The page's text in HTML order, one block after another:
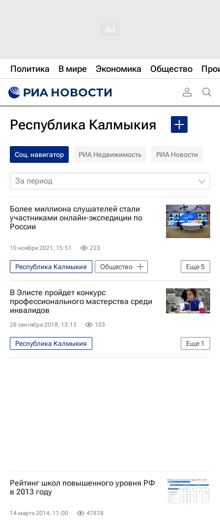
Политика В мире Экономика Общество
Республика Калмыкия
Соц. навигатор РИА Недвижимость РИА Новости
За период
Более миллиона слушателей стали
участниками онлайн-экспедиции по
России
10 ноября 2021, 15:51 223
Еще5
Республика Калмыкия
Общество
Просвещение
Москва
СН_Образование
Социальный навигатор
В Элисте пройдет конкурс
профессионального мастерства среди
инвалидов
28 сентября 2018, 13:13 103
Еще 1
Республика Калмыкия
Социальный навигатор
Рейтинг школ повышенного уровня РФ
в 2013 году
14 марта 2014, 11:00 47878